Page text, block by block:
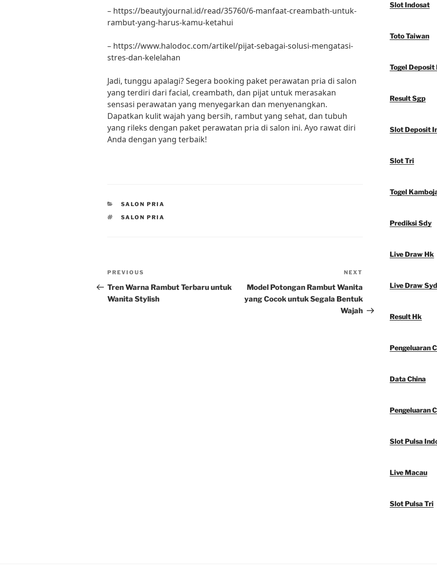
– https://beautyjournal.id/read/35760/6-manfaat-creambath-untuk-
rambut-yang-harus-kamu-ketahui
– https://www.halodoc.com/artikel/pijat-sebagai-solusi-mengatasi-
stres-dan-kelelahan
Jadi, tunggu apalagi? Segera booking paket perawatan pria di salon
yang terdiri dari facial, creambath, dan pijat untuk merasakan
sensasi perawatan yang menyegarkan dan menyenangkan.
Dapatkan kulit wajah yang bersih, rambut yang sehat, dan tubuh
yang rileks dengan paket perawatan pria di salon ini. Ayo rawat diri
Anda dengan yang terbaik!
CATEGORIES
SALON PRIA
TAGS
SALON PRIA
Post
navigation
Previous
Post
PREVIOUS
Tren Warna Rambut Terbaru untuk
Wanita Stylish
NEXT
Model Potongan Rambut Wanita
yang Cocok untuk Segala Bentuk
Wajah
Slot Indosat
Toto Taiwan
Togel Deposit
Result Sgp
Slot Deposit
Slot Tri
Togel
Prediksi Sdy
Live Draw Hk
Live Draw
Result Hk
Pengeluaran
Data China
Pengeluaran
Slot Pulsa
Live Macau
Slot Pulsa Tri